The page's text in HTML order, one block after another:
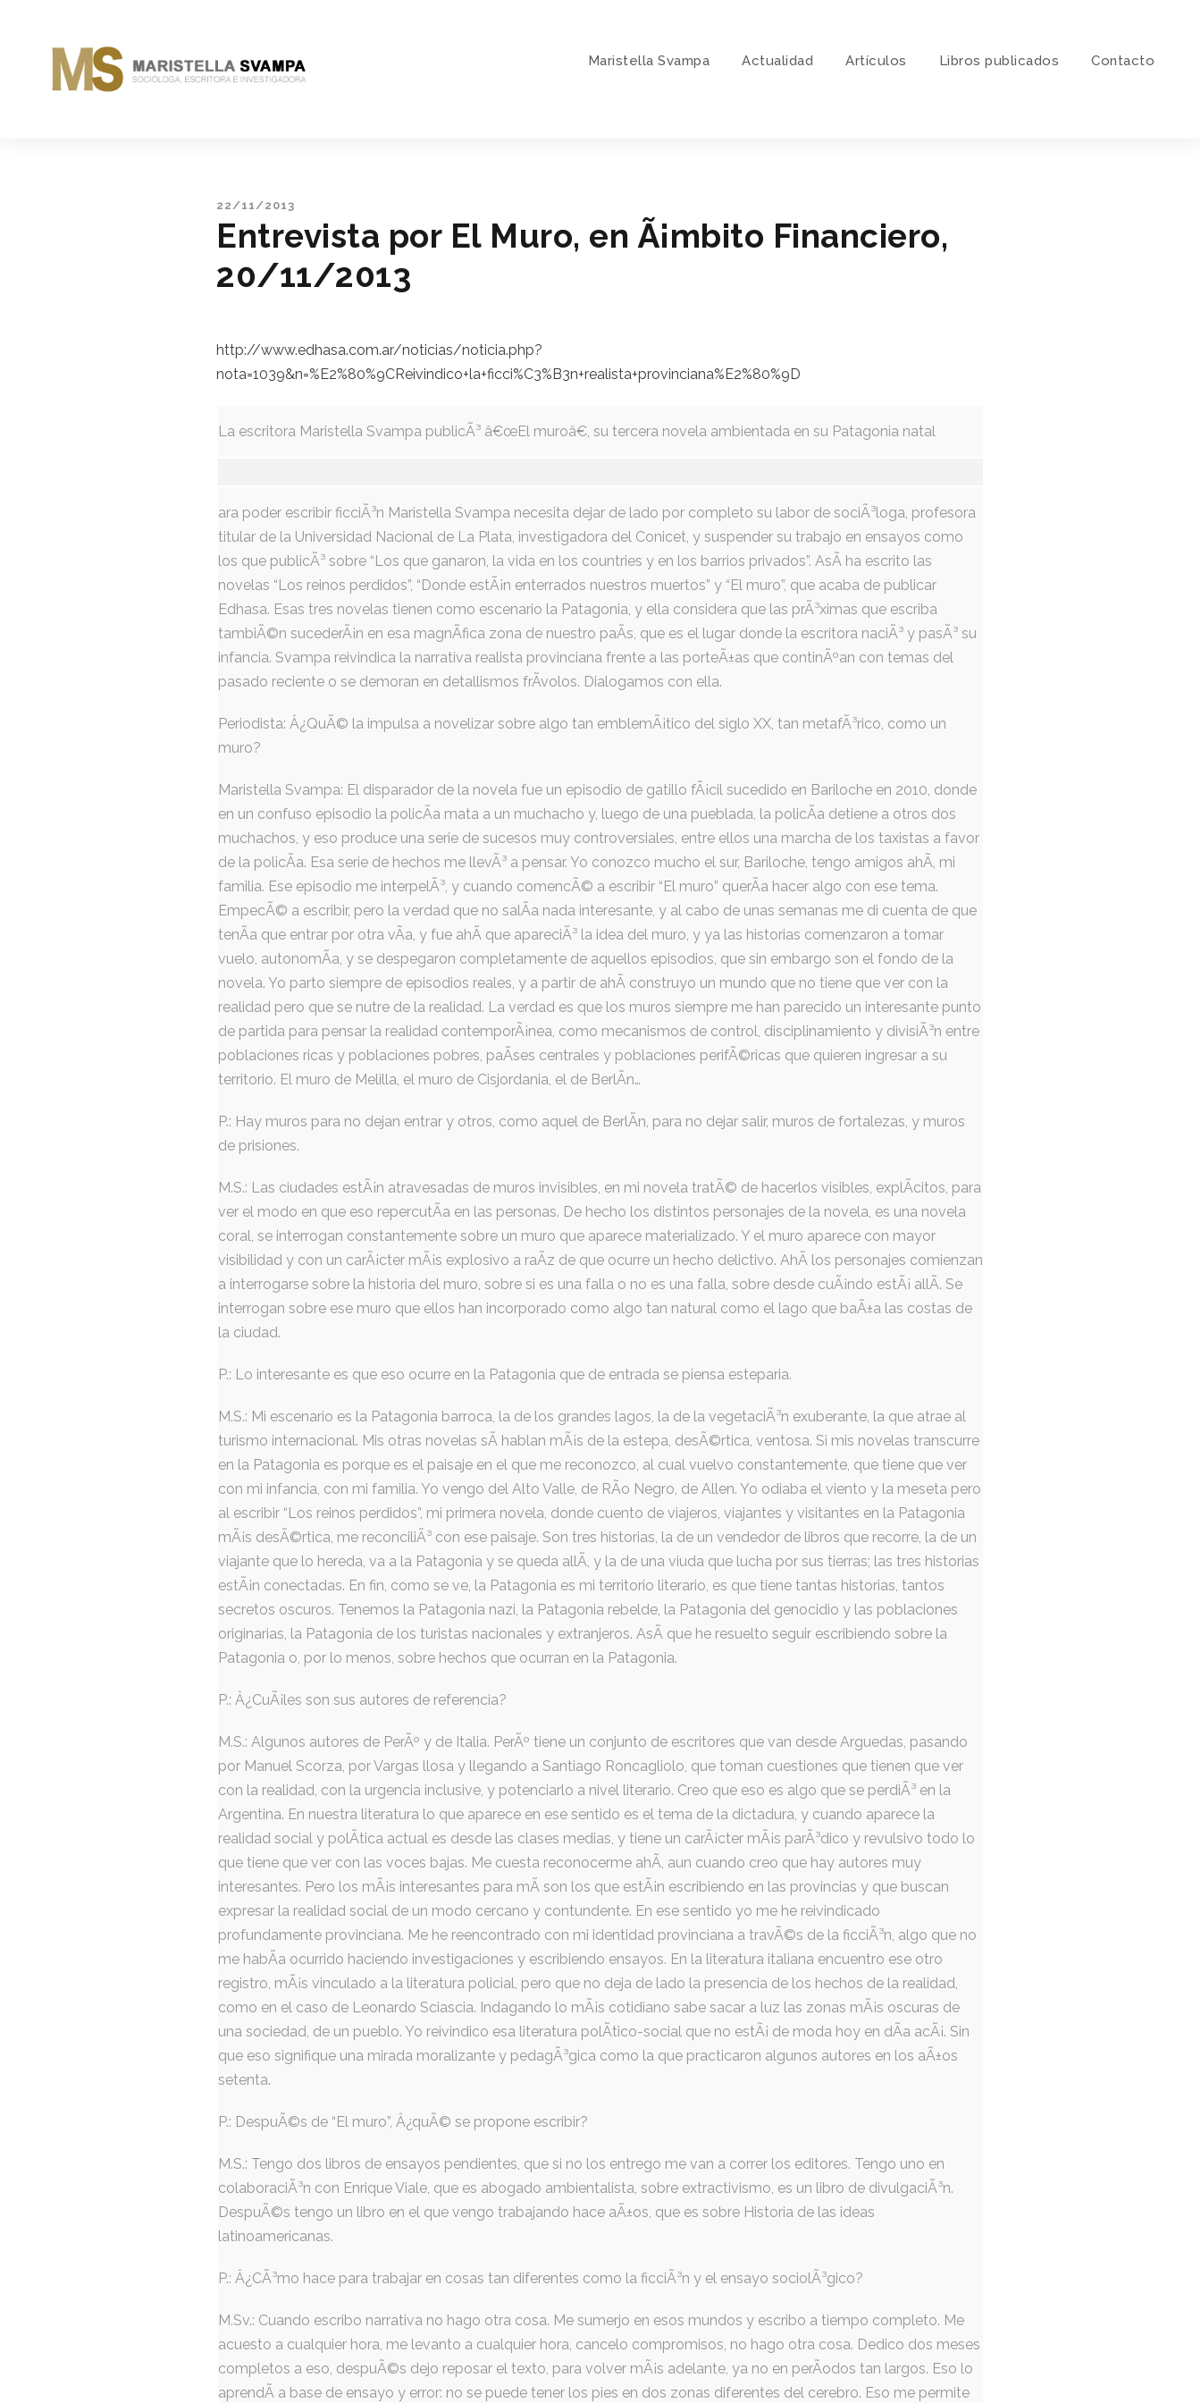
Maristella Svampa Actualidad Artí­culos Libros publicados Contacto
22/11/2013
Entrevista por El Muro, en Ã¡mbito Financiero,
20/11/2013
http://www.edhasa.com.ar/noticias/noticia.php?
nota=1039&n=%E2%80%9CReivindico+la+ficci%C3%B3n+realista+provinciana%E2%80%9D
La escritora Maristella Svampa publicÃ³ â€œEl muroâ€, su tercera novela ambientada en su Patagonia natal
ara poder escribir ficciÃ³n Maristella Svampa necesita dejar de lado por completo su labor de sociÃ³loga, profesora
titular de la Universidad Nacional de La Plata, investigadora del Conicet, y suspender su trabajo en ensayos como
los que publicÃ³ sobre “Los que ganaron, la vida en los countries y en los barrios privados”. AsÃ­ ha escrito las
novelas “Los reinos perdidos”, “Donde estÃ¡n enterrados nuestros muertos” y “El muro”, que acaba de publicar
Edhasa. Esas tres novelas tienen como escenario la Patagonia, y ella considera que las prÃ³ximas que escriba
tambiÃ©n sucederÃ¡n en esa magnÃ­fica zona de nuestro paÃ­s, que es el lugar donde la escritora naciÃ³ y pasÃ³ su
infancia. Svampa reivindica la narrativa realista provinciana frente a las porteÃ±as que continÃºan con temas del
pasado reciente o se demoran en detallismos frÃ­volos. Dialogamos con ella.
Periodista: Â¿QuÃ© la impulsa a novelizar sobre algo tan emblemÃ¡tico del siglo XX, tan metafÃ³rico, como un
muro?
Maristella Svampa: El disparador de la novela fue un episodio de gatillo fÃ¡cil sucedido en Bariloche en 2010, donde
en un confuso episodio la policÃ­a mata a un muchacho y, luego de una pueblada, la policÃ­a detiene a otros dos
muchachos, y eso produce una serie de sucesos muy controversiales, entre ellos una marcha de los taxistas a favor
de la policÃ­a. Esa serie de hechos me llevÃ³ a pensar. Yo conozco mucho el sur, Bariloche, tengo amigos ahÃ­, mi
familia. Ese episodio me interpelÃ³, y cuando comencÃ© a escribir “El muro” querÃ­a hacer algo con ese tema.
EmpecÃ© a escribir, pero la verdad que no salÃ­a nada interesante, y al cabo de unas semanas me di cuenta de que
tenÃ­a que entrar por otra vÃ­a, y fue ahÃ­ que apareciÃ³ la idea del muro, y ya las historias comenzaron a tomar
vuelo, autonomÃ­a, y se despegaron completamente de aquellos episodios, que sin embargo son el fondo de la
novela. Yo parto siempre de episodios reales, y a partir de ahÃ­ construyo un mundo que no tiene que ver con la
realidad pero que se nutre de la realidad. La verdad es que los muros siempre me han parecido un interesante punto
de partida para pensar la realidad contemporÃ¡nea, como mecanismos de control, disciplinamiento y divisiÃ³n entre
poblaciones ricas y poblaciones pobres, paÃ­ses centrales y poblaciones perifÃ©ricas que quieren ingresar a su
territorio. El muro de Melilla, el muro de Cisjordania, el de BerlÃ­n…
P.: Hay muros para no dejan entrar y otros, como aquel de BerlÃ­n, para no dejar salir, muros de fortalezas, y muros
de prisiones.
M.S.: Las ciudades estÃ¡n atravesadas de muros invisibles, en mi novela tratÃ© de hacerlos visibles, explÃ­citos, para
ver el modo en que eso repercutÃ­a en las personas. De hecho los distintos personajes de la novela, es una novela
coral, se interrogan constantemente sobre un muro que aparece materializado. Y el muro aparece con mayor
visibilidad y con un carÃ¡cter mÃ¡s explosivo a raÃ­z de que ocurre un hecho delictivo. AhÃ­ los personajes comienzan
a interrogarse sobre la historia del muro, sobre si es una falla o no es una falla, sobre desde cuÃ¡ndo estÃ¡ allÃ­. Se
interrogan sobre ese muro que ellos han incorporado como algo tan natural como el lago que baÃ±a las costas de
la ciudad.
P.: Lo interesante es que eso ocurre en la Patagonia que de entrada se piensa esteparia.
M.S.: Mi escenario es la Patagonia barroca, la de los grandes lagos, la de la vegetaciÃ³n exuberante, la que atrae al
turismo internacional. Mis otras novelas sÃ­ hablan mÃ¡s de la estepa, desÃ©rtica, ventosa. Si mis novelas transcurre
en la Patagonia es porque es el paisaje en el que me reconozco, al cual vuelvo constantemente, que tiene que ver
con mi infancia, con mi familia. Yo vengo del Alto Valle, de RÃ­o Negro, de Allen. Yo odiaba el viento y la meseta pero
al escribir “Los reinos perdidos”, mi primera novela, donde cuento de viajeros, viajantes y visitantes en la Patagonia
mÃ¡s desÃ©rtica, me reconciliÃ³ con ese paisaje. Son tres historias, la de un vendedor de libros que recorre, la de un
viajante que lo hereda, va a la Patagonia y se queda allÃ­, y la de una viuda que lucha por sus tierras; las tres historias
estÃ¡n conectadas. En fin, como se ve, la Patagonia es mi territorio literario, es que tiene tantas historias, tantos
secretos oscuros. Tenemos la Patagonia nazi, la Patagonia rebelde, la Patagonia del genocidio y las poblaciones
originarias, la Patagonia de los turistas nacionales y extranjeros. AsÃ­ que he resuelto seguir escribiendo sobre la
Patagonia o, por lo menos, sobre hechos que ocurran en la Patagonia.
P.: Â¿CuÃ¡les son sus autores de referencia?
M.S.: Algunos autores de PerÃº y de Italia. PerÃº tiene un conjunto de escritores que van desde Arguedas, pasando
por Manuel Scorza, por Vargas llosa y llegando a Santiago Roncagliolo, que toman cuestiones que tienen que ver
con la realidad, con la urgencia inclusive, y potenciarlo a nivel literario. Creo que eso es algo que se perdiÃ³ en la
Argentina. En nuestra literatura lo que aparece en ese sentido es el tema de la dictadura, y cuando aparece la
realidad social y polÃ­tica actual es desde las clases medias, y tiene un carÃ¡cter mÃ¡s parÃ³dico y revulsivo todo lo
que tiene que ver con las voces bajas. Me cuesta reconocerme ahÃ­, aun cuando creo que hay autores muy
interesantes. Pero los mÃ¡s interesantes para mÃ­ son los que estÃ¡n escribiendo en las provincias y que buscan
expresar la realidad social de un modo cercano y contundente. En ese sentido yo me he reivindicado
profundamente provinciana. Me he reencontrado con mi identidad provinciana a travÃ©s de la ficciÃ³n, algo que no
me habÃ­a ocurrido haciendo investigaciones y escribiendo ensayos. En la literatura italiana encuentro ese otro
registro, mÃ¡s vinculado a la literatura policial, pero que no deja de lado la presencia de los hechos de la realidad,
como en el caso de Leonardo Sciascia. Indagando lo mÃ¡s cotidiano sabe sacar a luz las zonas mÃ¡s oscuras de
una sociedad, de un pueblo. Yo reivindico esa literatura polÃ­tico-social que no estÃ¡ de moda hoy en dÃ­a acÃ¡. Sin
que eso signifique una mirada moralizante y pedagÃ³gica como la que practicaron algunos autores en los aÃ±os
setenta.
P.: DespuÃ©s de “El muro”, Â¿quÃ© se propone escribir?
M.S.: Tengo dos libros de ensayos pendientes, que si no los entrego me van a correr los editores. Tengo uno en
colaboraciÃ³n con Enrique Viale, que es abogado ambientalista, sobre extractivismo, es un libro de divulgaciÃ³n.
DespuÃ©s tengo un libro en el que vengo trabajando hace aÃ±os, que es sobre Historia de las ideas
latinoamericanas.
P.: Â¿CÃ³mo hace para trabajar en cosas tan diferentes como la ficciÃ³n y el ensayo sociolÃ³gico?
M.Sv.: Cuando escribo narrativa no hago otra cosa. Me sumerjo en esos mundos y escribo a tiempo completo. Me
acuesto a cualquier hora, me levanto a cualquier hora, cancelo compromisos, no hago otra cosa. Dedico dos meses
completos a eso, despuÃ©s dejo reposar el texto, para volver mÃ¡s adelante, ya no en perÃ­odos tan largos. Eso lo
aprendÃ­ a base de ensayo y error: no se puede tener los pies en dos zonas diferentes del cerebro. Eso me permite